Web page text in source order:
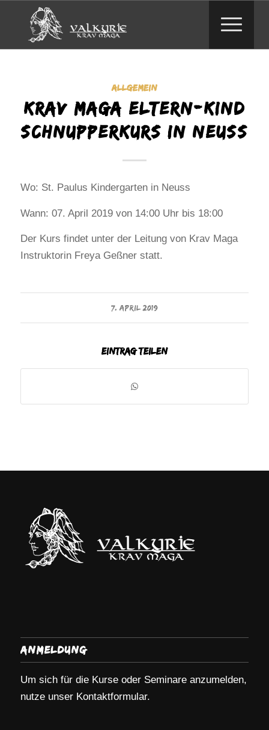
ALLGEMEIN
Krav Maga Eltern-Kind
Schnupperkurs in Neuss
Wo: St. Paulus Kindergarten in Neuss
Wann: 07. April 2019 von 14:00 Uhr bis 18:00
Der Kurs findet unter der Leitung von Krav Maga
Instruktorin Freya Geßner statt.
7. APRIL 2019
Eintrag teilen
Anmeldung
Um sich für die Kurse oder Seminare anzumelden,
nutze unser Kontaktformular.